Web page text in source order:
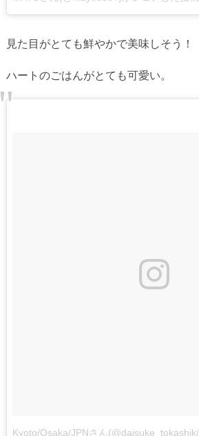
見た目がとても鮮やかで美味しそう！
ハートのごはんがとても可愛い。